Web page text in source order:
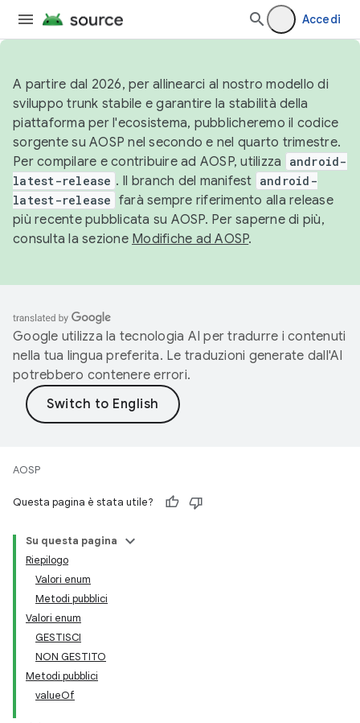
Accedi
A partire dal 2026, per allinearci al nostro modello di
sviluppo trunk stabile e garantire la stabilità della
piattaforma per l'ecosistema, pubblicheremo il codice
sorgente su AOSP nel secondo e nel quarto trimestre.
Per compilare e contribuire ad AOSP, utilizza
android-
latest-release . Il branch del manifest android-
latest-release farà sempre riferimento alla release
più recente pubblicata su AOSP. Per saperne di più,
consulta la sezione Modifiche ad AOSP.
Google utilizza la tecnologia AI per tradurre i contenuti
nella tua lingua preferita. Le traduzioni generate dall'AI
potrebbero contenere errori.
AOSP
Questa pagina è stata utile?
Su questa pagina
Riepilogo
Valori enum
Metodi pubblici
Valori enum
GESTISCI
NON GESTITO
Metodi pubblici
valueOf